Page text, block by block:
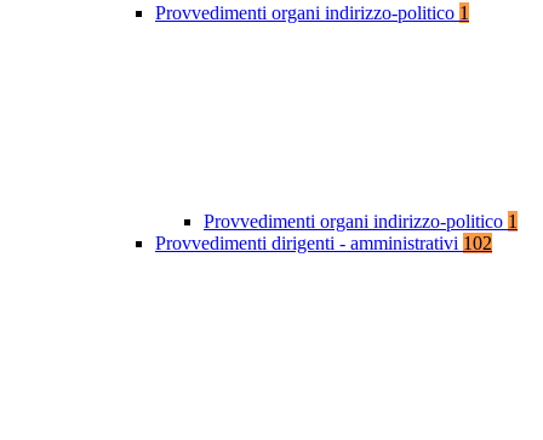
Provvedimenti organi indirizzo-politico 1
Provvedimenti organi indirizzo-politico 1
Provvedimenti dirigenti - amministrativi 102